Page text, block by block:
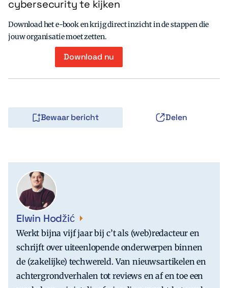
cybersecurity te kijken
Download het e-book en krijg direct inzicht in de stappen die
jouw organisatie moet zetten.
Download nu
Bewaar bericht Delen
Elwin Hodžić
Werkt bijna vijf jaar bij c’t als (web)redacteur en
schrijft over uiteenlopende onderwerpen binnen
de (zakelijke) techwereld. Van nieuwsartikelen en
achtergrondverhalen tot reviews en af en toe een